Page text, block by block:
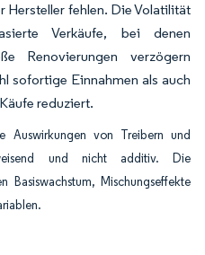
fehlen. Die Volatilität
Verkäufe, bei denen
Renovierungen verzögern
sofortige Einnahmen als auch
reduziert.
Auswirkungen von Treibern und
und nicht additiv. Die
Basiswachstum, Mischungseffekte